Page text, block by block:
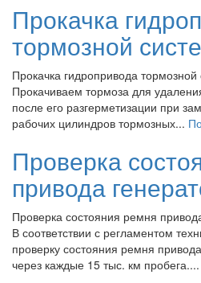
Прокачка
тормозной
Прокачка гидропривода
Прокачиваем тормоза для
после его разгерметизации при
рабочих цилиндров тормозных...
Проверка
привода
Проверка состояния ремня
В соответствии с регламентом
проверку состояния ремня
через каждые 15 тыс. км пробега....